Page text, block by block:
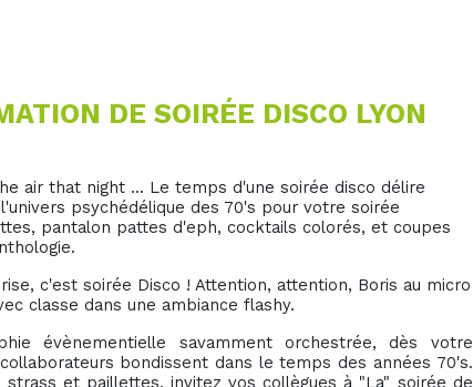
DE SOIRÉE DISCO LYON
air that night ... Le temps d'une soirée disco délire
psychédélique des 70's pour votre soirée
pantalon pattes d'eph, cocktails colorés, et coupes
c'est soirée Disco ! Attention, attention, Boris au micro
classe dans une ambiance flashy.
évènementielle savamment orchestrée, dès votre
bondissent dans le temps des années 70's.
strass et paillettes, invitez vos collègues à "La" soirée de